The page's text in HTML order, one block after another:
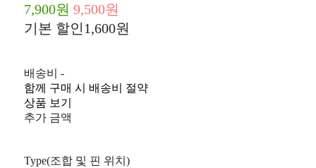
7,900원 9,500원
기본 할인1,600원
배송비 -
함께 구매 시 배송비 절약
상품 보기
추가 금액
Type(조합 및 핀 위치)